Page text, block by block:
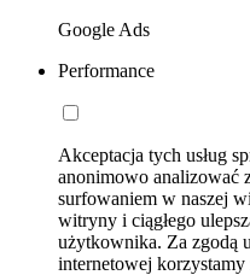
Google Ads
Performance
Akceptacja tych usług
anonimowo analizować
surfowaniem w naszej
witryny i ciągłego
użytkownika. Za zgodą
internetowej korzystamy